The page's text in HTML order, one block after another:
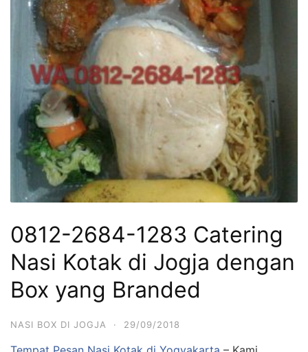
0812-2684-1283 Catering
Nasi Kotak di Jogja dengan
Box yang Branded
NASI BOX DI JOGJA · 29/09/2018